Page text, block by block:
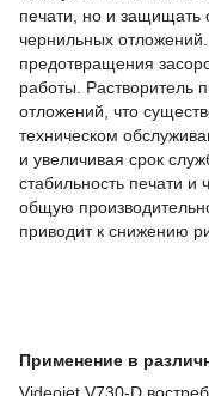
печати, но и защищать
чернильных
предотвращения
работы. Растворитель
отложений, что
техническом
и увеличивая срок
стабильность печати и
общую
приводит к снижению
Применение в
Videojet V730-D